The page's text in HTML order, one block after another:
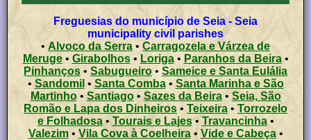
Freguesias do município de Seia - Seia
municipality civil parishes
• Alvoco da Serra • Carragozela e Várzea de
Meruge • Girabolhos• Loriga• Paranhos da Beira •
Pinhanços • Sabugueiro • Sameice e Santa Eulália
• Sandomil •Santa Comba• Santa Marinha e São
Martinho•Santiago•Sazes da Beira• Seia, São
Romão e Lapa dos Dinheiros • Teixeira • Torrozelo
e Folhadosa• Tourais e Lajes•Travancinha•
Valezim• Vila Cova à Coelheira• Vide e Cabeça •